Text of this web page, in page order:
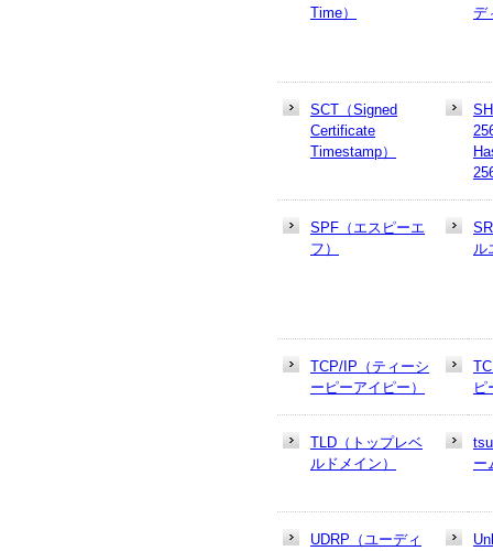
Time） デ
SCT（Signed
Certificate
Timestamp）
SPF（エスピーエ
フ）
ル
TCP/IP（ティーシ
ーピーアイピー）
ピ
TLD（トップレベ
ルドメイン）
ー
UDRP（ユーディ